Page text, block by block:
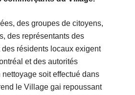
des groupes de citoyens,
des représentants des
des résidents locaux exigent
et des autorités
nettoyage soit effectué dans
le Village gai repoussant